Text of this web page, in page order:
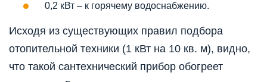
0,2 кВт – к горячему водоснабжению.
Исходя из существующих правил подбора
отопительной техники (1 кВт на 10 кв. м), видно,
что такой сантехнический прибор обогреет